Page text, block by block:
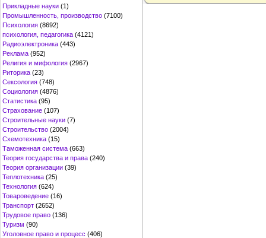
Прикладные науки (1)
Промышленность, производство (7100)
Психология (8692)
психология, педагогика (4121)
Радиоэлектроника (443)
Реклама (952)
Религия и мифология (2967)
Риторика (23)
Сексология (748)
Социология (4876)
Статистика (95)
Страхование (107)
Строительные науки (7)
Строительство (2004)
Схемотехника (15)
Таможенная система (663)
Теория государства и права (240)
Теория организации (39)
Теплотехника (25)
Технология (624)
Товароведение (16)
Транспорт (2652)
Трудовое право (136)
Туризм (90)
Уголовное право и процесс (406)